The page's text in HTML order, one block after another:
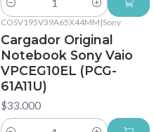
Cantidad
COSV195V39A65X44MM |Sony
Cargador Original
Notebook Sony Vaio
VPCEG10EL (PCG-
61A11U)
$33.000